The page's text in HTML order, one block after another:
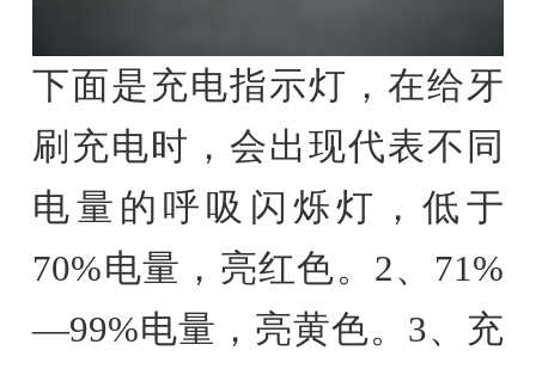
下面是充电指示灯，在给牙
刷充电时，会出现代表不同
电量的呼吸闪烁灯，低于
70%电量，亮红色。2、71%
—99%电量，亮黄色。3、充